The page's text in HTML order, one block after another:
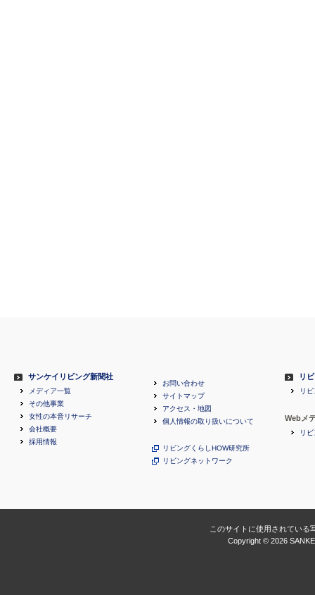
サンケイリビング新聞社
メディア一覧
その他事業
女性の本音リサーチ
会社概要
採用情報
お問い合わせ
サイトマップ
アクセス・地図
個人情報の取り扱いについて
リビングくらしHOW研究所
リビングネットワーク
リ
リ
Webメ
リ
このサイトに使用されている
Copyright © 2026